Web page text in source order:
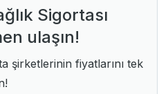
Sigortası
ulaşın!
şirketlerinin fiyatlarını tek